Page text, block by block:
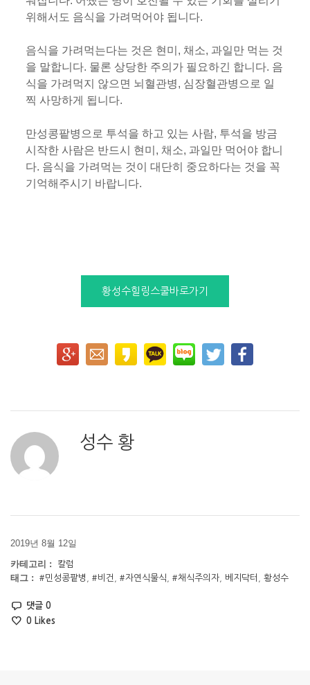
위해서도 음식을 가려먹어야 됩니다.
음식을 가려먹는다는 것은 현미, 채소, 과일만 먹는 것
을 말합니다. 물론 상당한 주의가 필요하긴 합니다. 음
식을 가려먹지 않으면 뇌혈관병, 심장혈관병으로 일
찍 사망하게 됩니다.
만성콩팥병으로 투석을 하고 있는 사람, 투석을 방금
시작한 사람은 반드시 현미, 채소, 과일만 먹어야 합니
다. 음식을 가려먹는 것이 대단히 중요하다는 것을 꼭
기억해주시기 바랍니다.
황성수힐링스쿨바로가기
성수 황
2019년 8월 12일
카테고리 :
칼럼
태그 : #민성콩팥병 #비건 #자연식물식 #채식주의자 베지닥터 황성수
댓글 0
0 Likes